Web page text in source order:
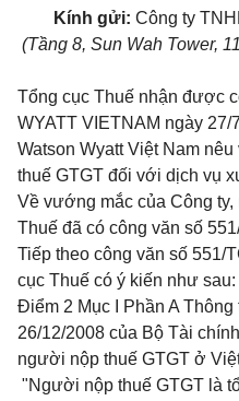
Kính gửi: Công ty
(Tầng 8, Sun Wah Tower,
Tổng cục Thuế nhận được
WYATT VIETNAM ngày 27/
Watson Wyatt Việt Nam
thuế GTGT đối với dịch vụ
Về vướng mắc của Công
Thuế đã có công văn số
Tiếp theo công văn số 551/
cục Thuế có ý kiến như sau:
Điểm 2 Mục I Phần A
26/12/2008 của Bộ Tài
người nộp thuế GTGT ở
"Người nộp thuế GTGT là